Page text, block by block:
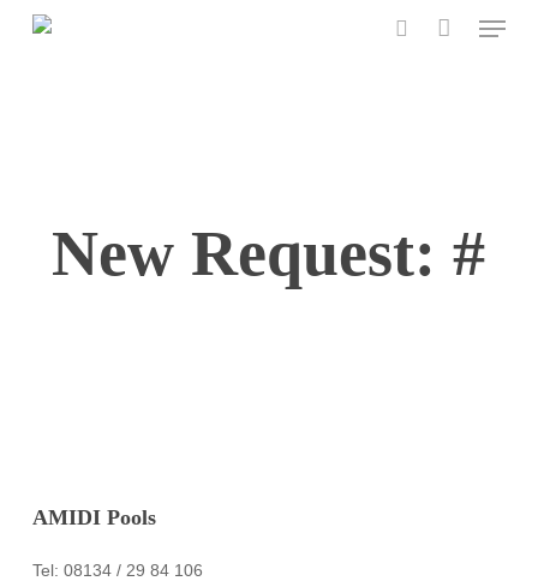
Menu
New Request: #
AMIDI Pools
Tel: 08134 / 29 84 106